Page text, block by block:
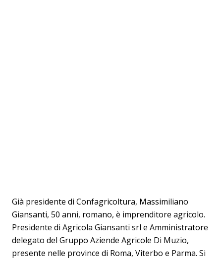
Già presidente di Confagricoltura, Massimiliano
Giansanti, 50 anni, romano, è imprenditore agricolo.
Presidente di Agricola Giansanti srl e Amministratore
delegato del Gruppo Aziende Agricole Di Muzio,
presente nelle province di Roma, Viterbo e Parma. Si